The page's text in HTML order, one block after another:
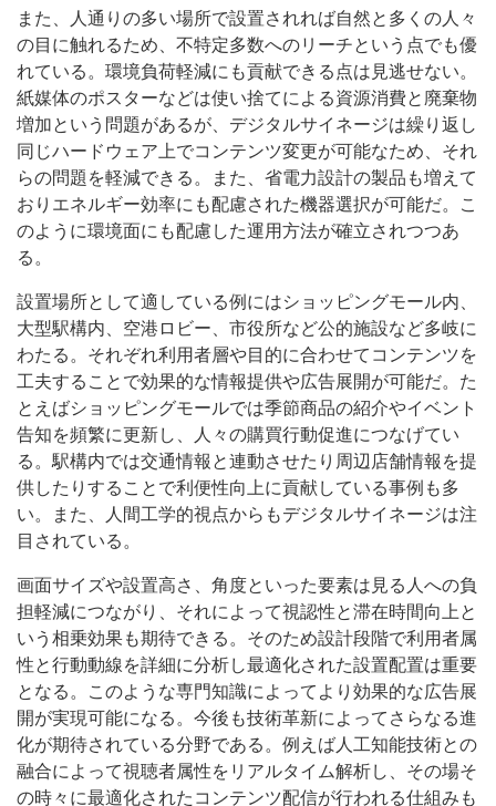
また、人通りの多い場所で設置されれば自然と多くの人々
の目に触れるため、不特定多数へのリーチという点でも優
れている。環境負荷軽減にも貢献できる点は見逃せない。
紙媒体のポスターなどは使い捨てによる資源消費と廃棄物
増加という問題があるが、デジタルサイネージは繰り返し
同じハードウェア上でコンテンツ変更が可能なため、それ
らの問題を軽減できる。また、省電力設計の製品も増えて
おりエネルギー効率にも配慮された機器選択が可能だ。こ
のように環境面にも配慮した運用方法が確立されつつあ
る。
設置場所として適している例にはショッピングモール内、
大型駅構内、空港ロビー、市役所など公的施設など多岐に
わたる。それぞれ利用者層や目的に合わせてコンテンツを
工夫することで効果的な情報提供や広告展開が可能だ。た
とえばショッピングモールでは季節商品の紹介やイベント
告知を頻繁に更新し、人々の購買行動促進につなげてい
る。駅構内では交通情報と連動させたり周辺店舗情報を提
供したりすることで利便性向上に貢献している事例も多
い。また、人間工学的視点からもデジタルサイネージは注
目されている。
画面サイズや設置高さ、角度といった要素は見る人への負
担軽減につながり、それによって視認性と滞在時間向上と
いう相乗効果も期待できる。そのため設計段階で利用者属
性と行動動線を詳細に分析し最適化された設置配置は重要
となる。このような専門知識によってより効果的な広告展
開が実現可能になる。今後も技術革新によってさらなる進
化が期待されている分野である。例えば人工知能技術との
融合によって視聴者属性をリアルタイム解析し、その場そ
の時々に最適化されたコンテンツ配信が行われる仕組みも